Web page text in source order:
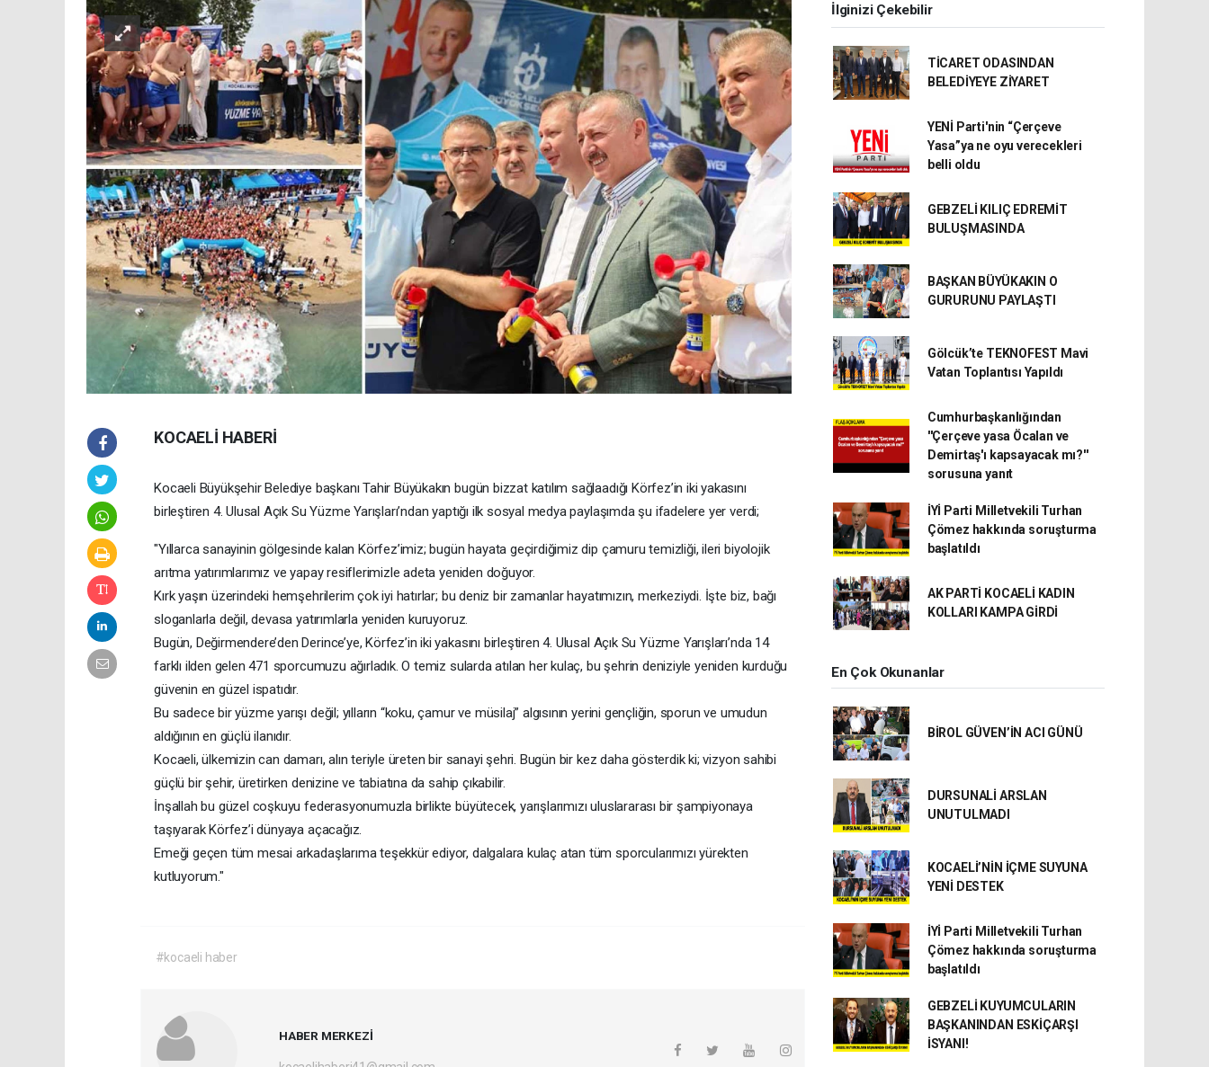
KOCAELİ HABERİ
Kocaeli Büyükşehir Belediye başkanı Tahir Büyükakın bugün bizzat katılım sağlaadığı Körfez’in iki yakasını
birleştiren 4. Ulusal Açık Su Yüzme Yarışları’ndan yaptığı ilk sosyal medya paylaşımda şu ifadelere yer verdi;
"Yıllarca sanayinin gölgesinde kalan Körfez’imiz; bugün hayata geçirdiğimiz dip çamuru temizliği, ileri biyolojik
arıtma yatırımlarımız ve yapay resiflerimizle adeta yeniden doğuyor.
Kırk yaşın üzerindeki hemşehrilerim çok iyi hatırlar; bu deniz bir zamanlar hayatımızın, merkeziydi. İşte biz, bağı
sloganlarla değil, devasa yatırımlarla yeniden kuruyoruz.
Bugün, Değirmendere’den Derince’ye, Körfez’in iki yakasını birleştiren 4. Ulusal Açık Su Yüzme Yarışları’nda 14
farklı ilden gelen 471 sporcumuzu ağırladık. O temiz sularda atılan her kulaç, bu şehrin deniziyle yeniden kurduğu
güvenin en güzel ispatıdır.
Bu sadece bir yüzme yarışı değil; yılların “koku, çamur ve müsilaj” algısının yerini gençliğin, sporun ve umudun
aldığının en güçlü ilanıdır.
Kocaeli, ülkemizin can damarı, alın teriyle üreten bir sanayi şehri. Bugün bir kez daha gösterdik ki; vizyon sahibi
güçlü bir şehir, üretirken denizine ve tabiatına da sahip çıkabilir.
İnşallah bu güzel coşkuyu federasyonumuzla birlikte büyütecek, yarışlarımızı uluslararası bir şampiyonaya
taşıyarak Körfez’i dünyaya açacağız.
Emeği geçen tüm mesai arkadaşlarıma teşekkür ediyor, dalgalara kulaç atan tüm sporcularımızı yürekten
kutluyorum."
#kocaeli haber
HABER MERKEZİ
İlginizi Çekebilir
TİCARET ODASINDAN
BELEDİYEYE ZİYARET
YENİ Parti'nin “Çerçeve
Yasa”ya ne oyu verecekleri
belli oldu
GEBZELİ KILIÇ EDREMİT
BULUŞMASINDA
BAŞKAN BÜYÜKAKIN O
GURURUNU PAYLAŞTI
Gölcük’te TEKNOFEST Mavi
Vatan Toplantısı Yapıldı
Cumhurbaşkanlığından
''Çerçeve yasa Öcalan ve
Demirtaş'ı kapsayacak mı?''
sorusuna yanıt
İYİ Parti Milletvekili Turhan
Çömez hakkında soruşturma
başlatıldı
AK PARTİ KOCAELİ KADIN
KOLLARI KAMPA GİRDİ
En Çok Okunanlar
BİROL GÜVEN’İN ACI GÜNÜ
DURSUNALİ ARSLAN
UNUTULMADI
KOCAELİ’NİN İÇME SUYUNA
YENİ DESTEK
İYİ Parti Milletvekili Turhan
Çömez hakkında soruşturma
başlatıldı
GEBZELİ KUYUMCULARIN
BAŞKANINDAN ESKİÇARŞI
İSYANI!